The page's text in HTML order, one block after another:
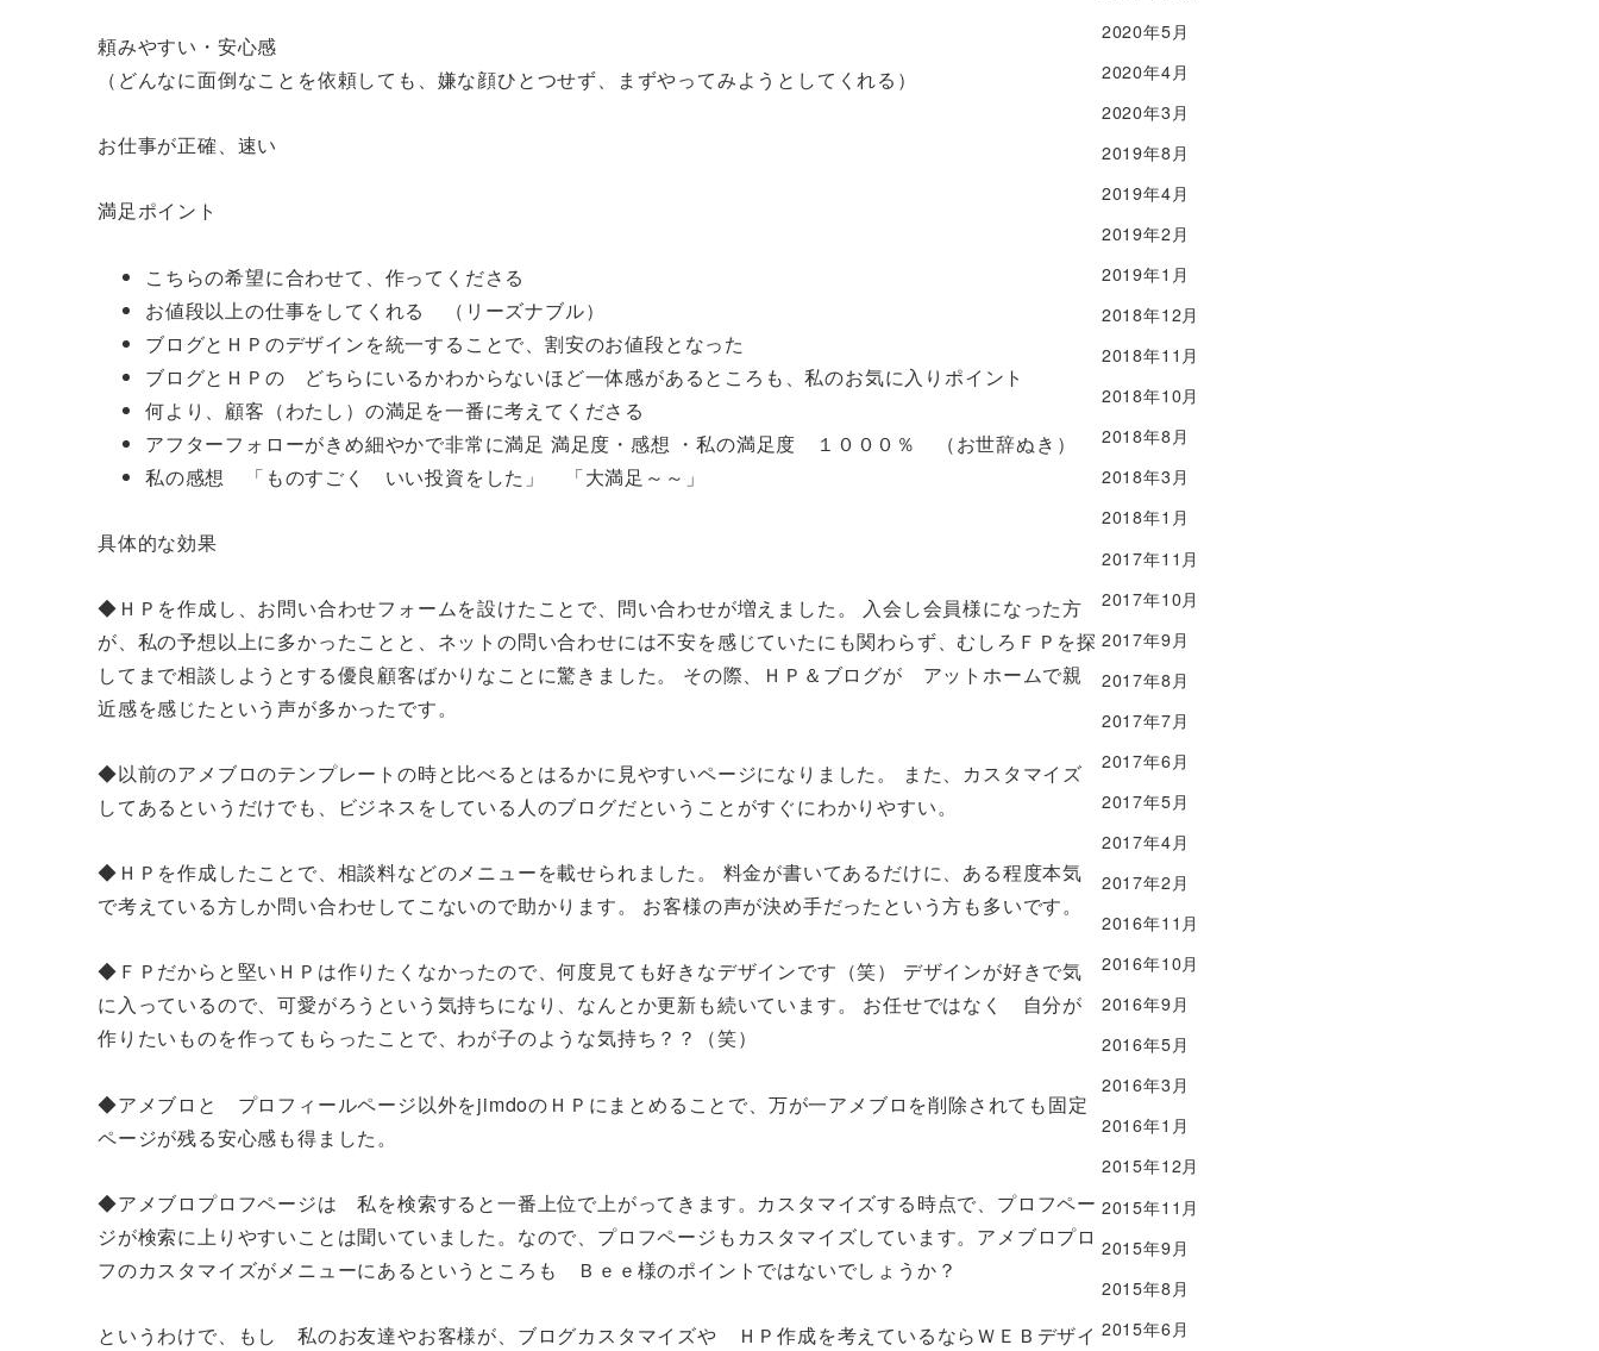
頼みやすい・安心感
（どんなに面倒なことを依頼しても、嫌な顔ひとつせず、まずやってみようとしてくれる）
お仕事が正確、速い
満足ポイント
こちらの希望に合わせて、作ってくださる
お値段以上の仕事をしてくれる （リーズナブル）
ブログとＨＰのデザインを統一することで、割安のお値段となった
ブログとＨＰの どちらにいるかわからないほど一体感があるところも、私のお気に入りポイント
何より、顧客（わたし）の満足を一番に考えてくださる
アフターフォローがきめ細やかで非常に満足 満足度・感想 ・私の満足度 １０００％ （お世辞ぬき）
私の感想 「ものすごく いい投資をした」 「大満足～～」
具体的な効果
◆ＨＰを作成し、お問い合わせフォームを設けたことで、問い合わせが増えました。 入会し会員様になった方
が、私の予想以上に多かったことと、ネットの問い合わせには不安を感じていたにも関わらず、むしろＦＰを探
してまで相談しようとする優良顧客ばかりなことに驚きました。 その際、ＨＰ＆ブログが アットホームで親
近感を感じたという声が多かったです。
◆以前のアメブロのテンプレートの時と比べるとはるかに見やすいページになりました。 また、カスタマイズ
してあるというだけでも、ビジネスをしている人のブログだということがすぐにわかりやすい。
◆ＨＰを作成したことで、相談料などのメニューを載せられました。 料金が書いてあるだけに、ある程度本気
で考えている方しか問い合わせしてこないので助かります。 お客様の声が決め手だったという方も多いです。
◆ＦＰだからと堅いＨＰは作りたくなかったので、何度見ても好きなデザインです（笑） デザインが好きで気
に入っているので、可愛がろうという気持ちになり、なんとか更新も続いています。 お任せではなく 自分が
作りたいものを作ってもらったことで、わが子のような気持ち？？（笑）
◆アメブロと プロフィールページ以外をjimdoのＨＰにまとめることで、万が一アメブロを削除されても固定
ページが残る安心感も得ました。
◆アメブロプロフページは 私を検索すると一番上位で上がってきます。カスタマイズする時点で、プロフペー
ジが検索に上りやすいことは聞いていました。なので、プロフページもカスタマイズしています。アメブロプロ
フのカスタマイズがメニューにあるというところも Ｂｅｅ様のポイントではないでしょうか？
というわけで、もし 私のお友達やお客様が、ブログカスタマイズや ＨＰ作成を考えているならＷＥＢデザイ
2020年5月
2020年4月
2020年3月
2019年8月
2019年4月
2019年2月
2019年1月
2018年12月
2018年11月
2018年10月
2018年8月
2018年3月
2018年1月
2017年11月
2017年10月
2017年9月
2017年8月
2017年7月
2017年6月
2017年5月
2017年4月
2017年2月
2016年11月
2016年10月
2016年9月
2016年5月
2016年3月
2016年1月
2015年12月
2015年11月
2015年9月
2015年8月
2015年6月